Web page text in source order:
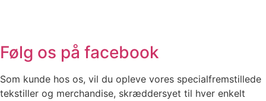
Følg os på facebook
Som kunde hos os, vil du opleve vores specialfremstillede
tekstiller og merchandise, skræddersyet til hver enkelt